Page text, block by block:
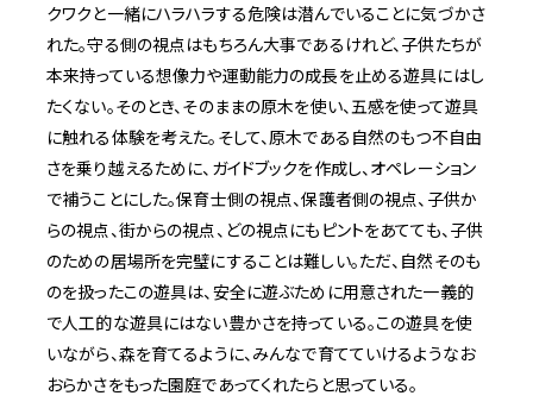
クワクと一緒にハラハラする危険は潜んでいることに気づかさ
れた。守る側の視点はもちろん大事であるけれど、子供たちが
本来持っている想像力や運動能力の成長を止める遊具にはし
たくない。そのとき、そのままの原木を使い、五感を使って遊具
に触れる体験を考えた。そして、原木である自然のもつ不自由
さを乗り越えるために、ガイドブックを作成し、オペレーション
で補うことにした。保育士側の視点、保護者側の視点、子供か
らの視点、街からの視点、どの視点にもピントをあてても、子供
のための居場所を完璧にすることは難しい。ただ、自然そのも
のを扱ったこの遊具は、安全に遊ぶために用意された一義的
で人工的な遊具にはない豊かさを持っている。この遊具を使
いながら、森を育てるように、みんなで育てていけるようなお
おらかさをもった園庭であってくれたらと思っている。